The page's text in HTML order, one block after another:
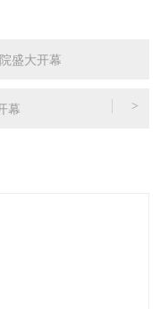
盛大开幕
幕 >